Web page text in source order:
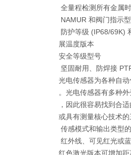
全量程检测所有金属
NAMUR 和阀门指示
防护等级 (IP68/69K)
展温度版本
安全等级型号
坚固耐用、防焊接
光电传感器为各种自
。光电传感器有多种
，因此很容易找到合
或具有测量核心技术
传感模式和输出类型
红外线、可见红光或
红色激光版本可增加